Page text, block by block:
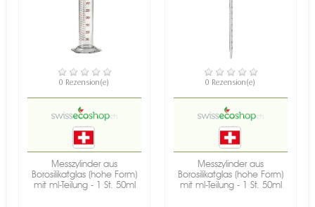
NICHT AUF LAGER
0 Rezension(e)
Messzylinder aus
Borosilikatglas (hohe Form)
mit ml-Teilung - 1 St. 50ml
VERFÜGBAR
0 Rezension(e)
Messzylinder aus
Borosilikatglas (hohe Form)
mit ml-Teilung - 1 St. 50ml